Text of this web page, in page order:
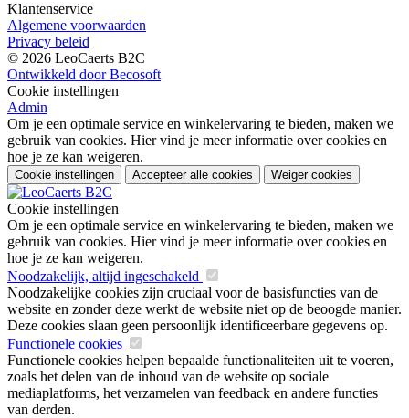
Klantenservice
Algemene voorwaarden
Privacy beleid
© 2026 LeoCaerts B2C
Ontwikkeld door Becosoft
Cookie instellingen
Admin
Om je een optimale service en winkelervaring te bieden, maken we
gebruik van cookies. Hier vind je meer informatie over cookies en
hoe je ze kan weigeren.
Cookie instellingen Accepteer alle cookies Weiger cookies
Cookie instellingen
Om je een optimale service en winkelervaring te bieden, maken we
gebruik van cookies. Hier vind je meer informatie over cookies en
hoe je ze kan weigeren.
Noodzakelijk, altijd ingeschakeld
Noodzakelijke cookies zijn cruciaal voor de basisfuncties van de
website en zonder deze werkt de website niet op de beoogde manier.
Deze cookies slaan geen persoonlijk identificeerbare gegevens op.
Functionele cookies
Functionele cookies helpen bepaalde functionaliteiten uit te voeren,
zoals het delen van de inhoud van de website op sociale
mediaplatforms, het verzamelen van feedback en andere functies
van derden.